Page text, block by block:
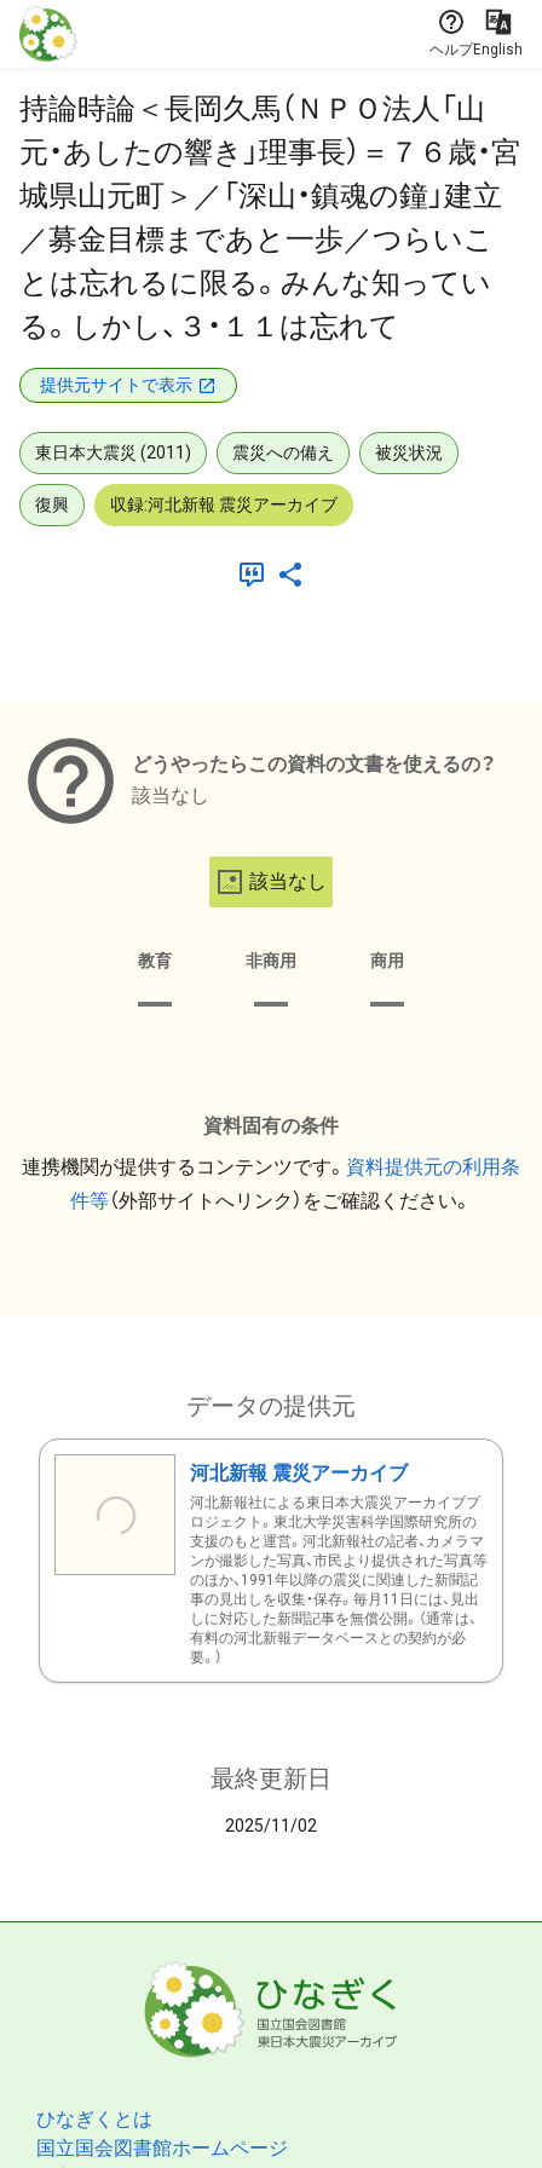
本文に飛ぶ
ヘルプEnglish
持論時論＜長岡久馬（ＮＰＯ法人「山
元・あしたの響き」理事長）＝７６歳・宮
城県山元町＞／「深山・鎮魂の鐘」建立
／募金目標まであと一歩／つらいこ
とは忘れるに限る。みんな知ってい
る。しかし、３・１１は忘れて
提供元サイトで表示
東日本大震災 (2011) 震災への備え 被災状況
復興 収録:河北新報 震災アーカイブ
どうやったらこの資料の文書を使えるの？
該当なし
該当なし
教育 非商用 商用
資料固有の条件
連携機関が提供するコンテンツです。 資料提供元の利用条
件等（外部サイトへリンク）をご確認ください。
データの提供元
河北新報 震災アーカイブ
河北新報社による東日本大震災アーカイブプ
ロジェクト。東北大学災害科学国際研究所の
支援のもと運営。河北新報社の記者、カメラマ
ンが撮影した写真、市民より提供された写真等
のほか、1991年以降の震災に関連した新聞記
事の見出しを収集・保存。毎月11日には、見出
しに対応した新聞記事を無償公開。（通常は、
有料の河北新報データベースとの契約が必
要。）
最終更新日
2025/11/02
ひなぎくとは
国立国会図書館ホームページ